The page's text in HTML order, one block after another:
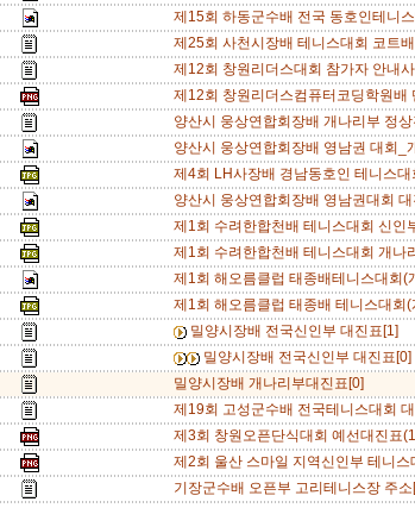
제15회 하동군수배 전국 동호인테니
제25회 사천시장배 테니스대회 코트
제12회 창원리더스대회 참가자 안내
제12회 창원리더스컴퓨터코딩학원배
양산시 웅상연합회장배 개나리부 정
양산시 웅상연합회장배 영남권 대회_
제4회 LH사장배 경남동호인 테니스대
양산시 웅상연합회장배 영남권대회
제1회 수려한합천배 테니스대회 신인
제1회 수려한합천배 테니스대회 개나
제1회 해오름클럽 태종배테니스대회(
제1회 해오름클럽 태종배 테니스대회
밀양시장배 전국신인부 대진표[1]
밀양시장배 전국신인부 대진표[0]
밀양시장배 개나리부대진표[0]
제19회 고성군수배 전국테니스대회
제3회 창원오픈단식대회 예선대진표
제2회 울산 스마일 지역신인부 테니스
기장군수배 오픈부 고리테니스장 주소